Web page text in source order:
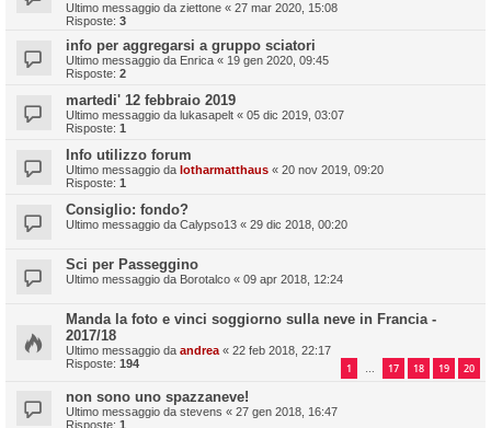
Ultimo messaggio da ziettone « 27 mar 2020, 15:08
Risposte: 3
info per aggregarsi a gruppo sciatori
Ultimo messaggio da Enrica « 19 gen 2020, 09:45
Risposte: 2
martedi' 12 febbraio 2019
Ultimo messaggio da lukasapelt « 05 dic 2019, 03:07
Risposte: 1
Info utilizzo forum
Ultimo messaggio da lotharmatthaus « 20 nov 2019, 09:20
Risposte: 1
Consiglio: fondo?
Ultimo messaggio da Calypso13 « 29 dic 2018, 00:20
Sci per Passeggino
Ultimo messaggio da Borotalco « 09 apr 2018, 12:24
Manda la foto e vinci soggiorno sulla neve in Francia -
2017/18
Ultimo messaggio da andrea « 22 feb 2018, 22:17
Risposte: 194 1 … 17 18 19 20
non sono uno spazzaneve!
Ultimo messaggio da stevens « 27 gen 2018, 16:47
Risposte: 1